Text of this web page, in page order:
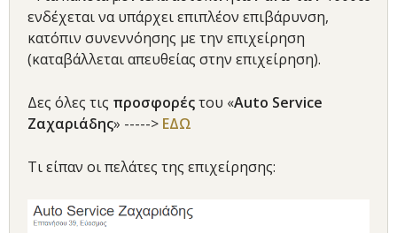
ενδέχεται να υπάρχει επιπλέον επιβάρυνση,
κατόπιν συνεννόησης με την επιχείρηση
(καταβάλλεται απευθείας στην επιχείρηση).
Δες όλες τις προσφορέςτου «Auto Service
Ζαχαριάδης» -----> ΕΔΩ
Τι είπαν οι πελάτες της επιχείρησης: